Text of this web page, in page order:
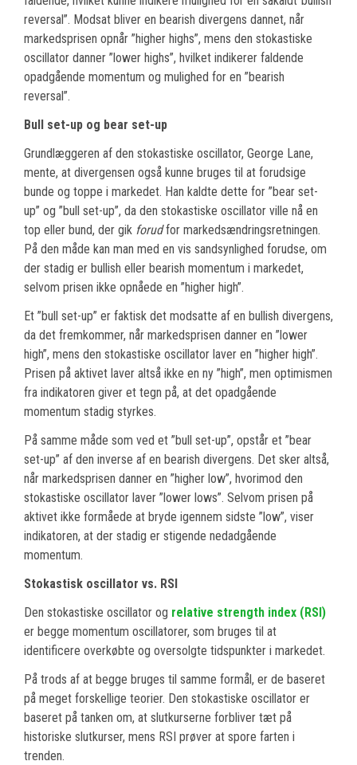
reversal”. Modsat bliver en bearish divergens dannet, når
markedsprisen opnår ”higher highs”, mens den stokastiske
oscillator danner ”lower highs”, hvilket indikerer faldende
opadgående momentum og mulighed for en ”bearish
reversal”.
Bull set-up og bear set-up
Grundlæggeren af den stokastiske oscillator, George Lane,
mente, at divergensen også kunne bruges til at forudsige
bunde og toppe i markedet. Han kaldte dette for ”bear set-
up” og ”bull set-up”, da den stokastiske oscillator ville nå en
top eller bund, der gik forudfor markedsændringsretningen.
På den måde kan man med en vis sandsynlighed forudse, om
der stadig er bullish eller bearish momentum i markedet,
selvom prisen ikke opnåede en ”higher high”.
Et ”bull set-up” er faktisk det modsatte af en bullish divergens,
da det fremkommer, når markedsprisen danner en ”lower
high”, mens den stokastiske oscillator laver en ”higher high”.
Prisen på aktivet laver altså ikke en ny ”high”, men optimismen
fra indikatoren giver et tegn på, at det opadgående
momentum stadig styrkes.
På samme måde som ved et ”bull set-up”, opstår et ”bear
set-up” af den inverse af en bearish divergens. Det sker altså,
når markedsprisen danner en ”higher low”, hvorimod den
stokastiske oscillator laver ”lower lows”. Selvom prisen på
aktivet ikke formåede at bryde igennem sidste ”low”, viser
indikatoren, at der stadig er stigende nedadgående
momentum.
Stokastisk oscillator vs. RSI
Den stokastiske oscillator og relative strength index (RSI)
er begge momentum oscillatorer, som bruges til at
identificere overkøbte og oversolgte tidspunkter i markedet.
På trods af at begge bruges til samme formål, er de baseret
på meget forskellige teorier. Den stokastiske oscillator er
baseret på tanken om, at slutkurserne forbliver tæt på
historiske slutkurser, mens RSI prøver at spore farten i
trenden.